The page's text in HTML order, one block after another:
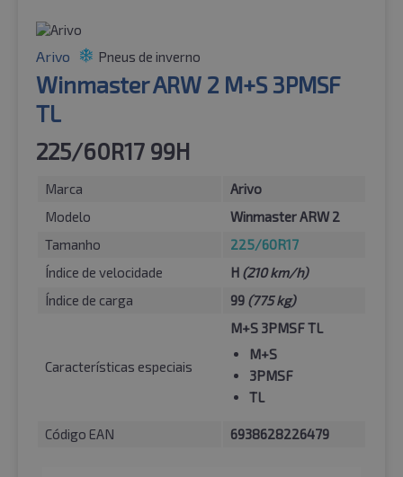
Arivo Pneus de inverno
Winmaster ARW 2 M+S 3PMSF
TL
225/60R17 99H
Marca
Arivo
Modelo
Winmaster ARW 2
Tamanho
225/60R17
Índice de velocidade
H (210 km/h)
Índice de carga
99 (775 kg)
Características especiais
M+S 3PMSF TL
M+S
3PMSF
TL
Código EAN 6938628226479